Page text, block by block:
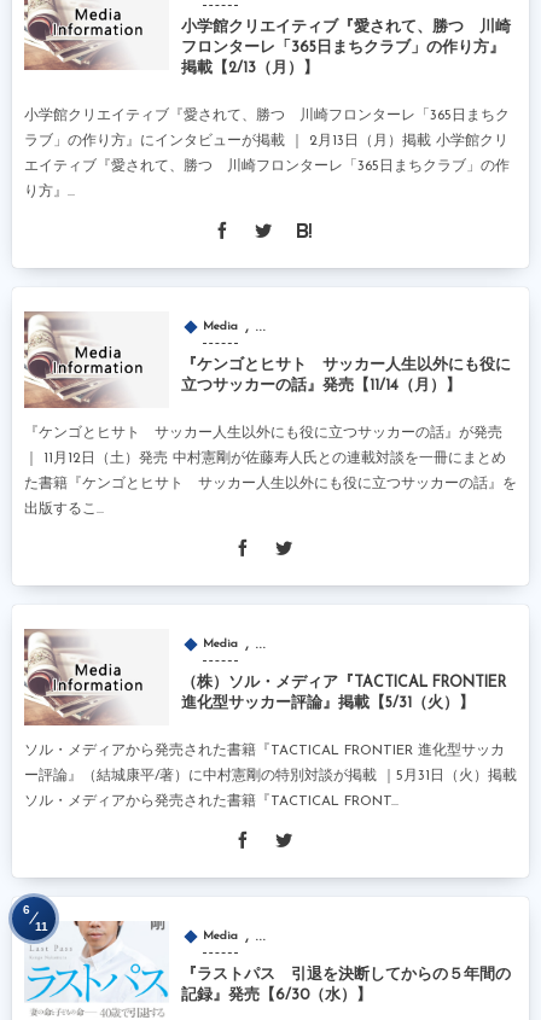
小学館クリエイティブ『愛されて、勝つ 川崎
フロンターレ「365日まちクラブ」の作り方』
掲載【2/13（月）】
小学館クリエイティブ『愛されて、勝つ 川崎フロンターレ「365日まちク
ラブ」の作り方』にインタビューが掲載 ｜ 2月13日（月）掲載 小学館クリ
エイティブ『愛されて、勝つ 川崎フロンターレ「365日まちクラブ」の作
り方』...
Media , …
『ケンゴとヒサト サッカー人生以外にも役に
立つサッカーの話』発売【11/14（月）】
『ケンゴとヒサト サッカー人生以外にも役に立つサッカーの話』が発売
｜ 11月12日（土）発売 中村憲剛が佐藤寿人氏との連載対談を一冊にまとめ
た書籍『ケンゴとヒサト サッカー人生以外にも役に立つサッカーの話』を
出版するこ...
Media , …
（株）ソル・メディア『TACTICAL FRONTIER
進化型サッカー評論』掲載【5/31（火）】
ソル・メディアから発売された書籍『TACTICAL FRONTIER 進化型サッカ
ー評論』（結城康平/著）に中村憲剛の特別対談が掲載 ｜5月31日（火）掲載
ソル・メディアから発売された書籍『TACTICAL FRONT...
Media , …
『ラストパス 引退を決断してからの５年間の
記録』発売【6/30（水）】
6
11